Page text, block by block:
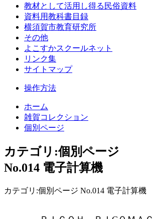
教材として活用し得る民俗資料
資料用教科書目録
横須賀市教育研究所
その他
よこすかスクールネット
リンク集
サイトマップ
操作方法
ホーム
雑賀コレクション
個別ページ
カテゴリ:個別ページ
No.014 電子計算機
カテゴリ:個別ページ No.014 電子計算機